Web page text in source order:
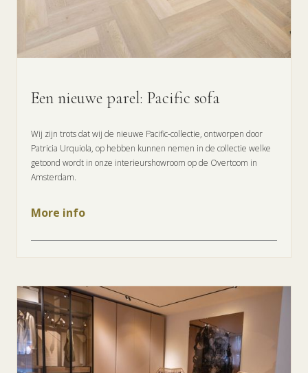
Een nieuwe parel: Pacific sofa
Wij zijn trots dat wij de nieuwe Pacific-collectie, ontworpen door
Patricia Urquiola, op hebben kunnen nemen in de collectie welke
getoond wordt in onze interieurshowroom op de Overtoom in
Amsterdam.
More info